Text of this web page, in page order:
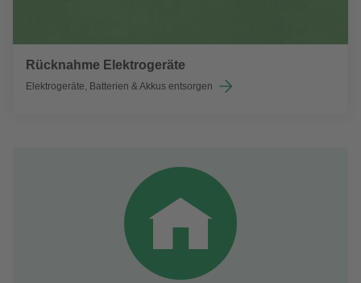
Rücknahme Elektrogeräte
Elektrogeräte, Batterien & Akkus entsorgen